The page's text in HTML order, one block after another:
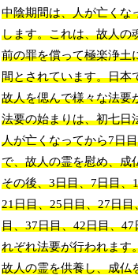
中陰期間は、人が亡くな
します。これは、故人の
前の罪を償って極楽浄土
間とされています。日本
故人を偲んで様々な法要
法要の始まりは、初七日
人が亡くなってから7日
で、故人の霊を慰め、成
その後、3日目、7日目、
21日目、25日目、27日目
目、37日目、42日目、
れぞれ法要が行われます
故人の霊を供養し、成仏